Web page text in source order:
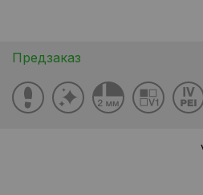
Предзаказ